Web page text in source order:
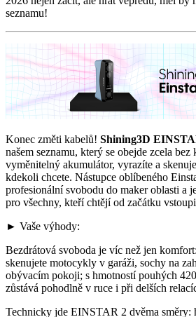
seznamu!
Konec změti kabelů! Shining3D
našem seznamu, který se obejde zcela
vyměnitelný akumulátor, vyrazíte a
kdekoli chcete. Nástupce oblíbeného
profesionální svobodu do maker oblasti a
pro všechny, kteří chtějí od začátku
► Vaše výhody:
Bezdrátová svoboda je víc než jen
skenujete motocykly v garáži, sochy na
obývacím pokoji; s hmotností pouhých
zůstává pohodlně v ruce i při delších
Technicky jde EINSTAR 2 dvěma směry: